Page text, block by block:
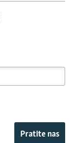
Pratite nas